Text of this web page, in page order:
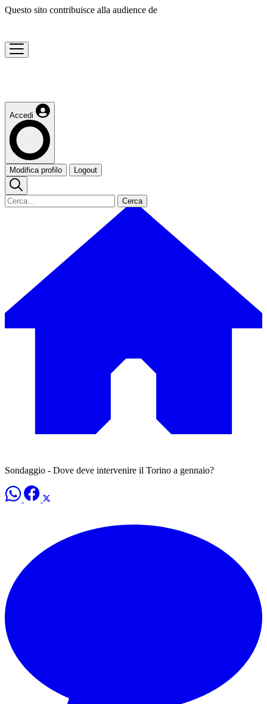
Questo sito contribuisce alla audience de
Accedi
Modifica profilo Logout
Cerca
Sondaggio - Dove deve intervenire il Torino a gennaio?